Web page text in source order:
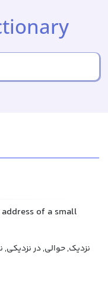
of a small
نزدیک, حوالی, در نزدیکی,